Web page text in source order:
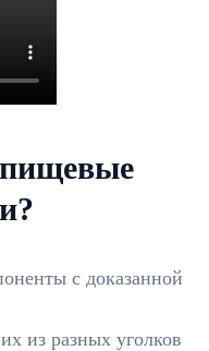
с доказанной
из разных уголков